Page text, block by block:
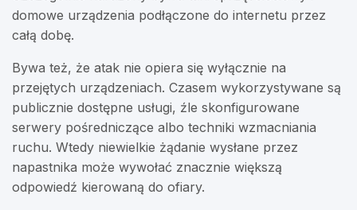
domowe urządzenia podłączone do internetu przez
całą dobę.
Bywa też, że atak nie opiera się wyłącznie na
przejętych urządzeniach. Czasem wykorzystywane są
publicznie dostępne usługi, źle skonfigurowane
serwery pośredniczące albo techniki wzmacniania
ruchu. Wtedy niewielkie żądanie wysłane przez
napastnika może wywołać znacznie większą
odpowiedź kierowaną do ofiary.